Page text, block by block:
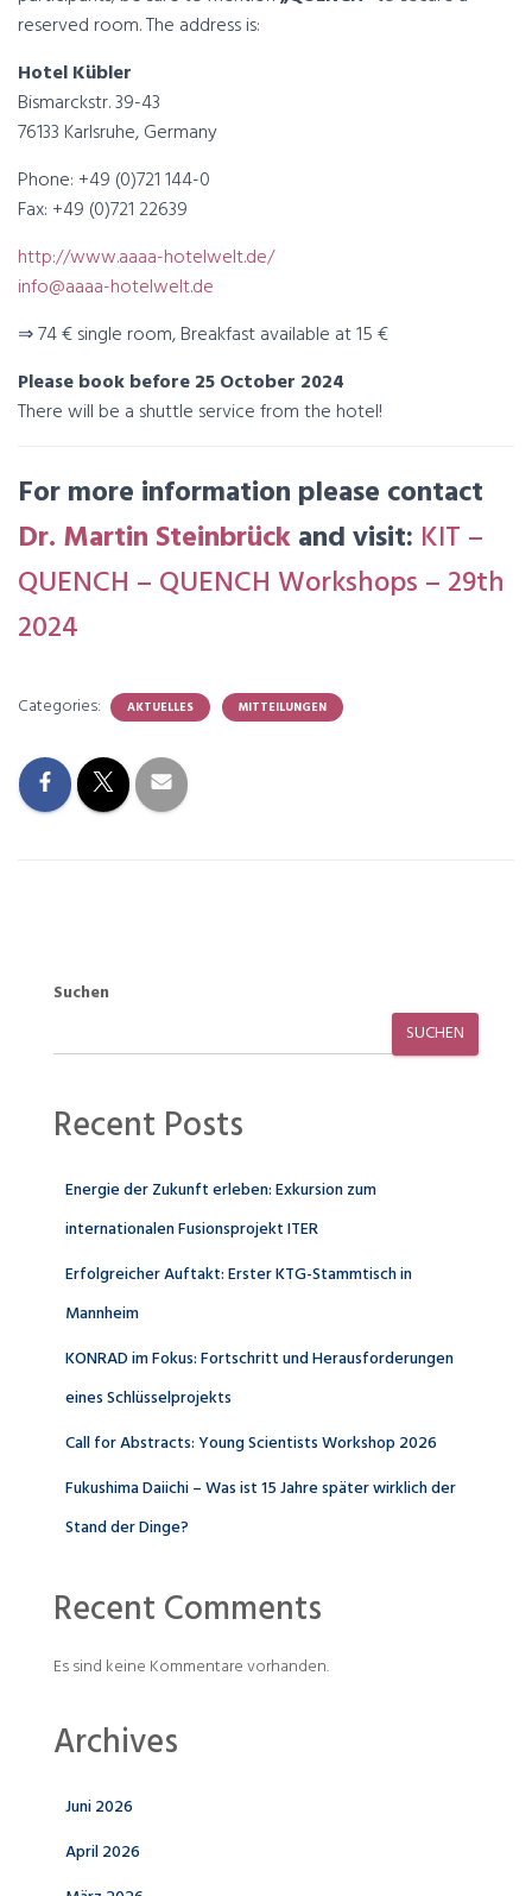
reserved room. The address is:
Hotel Kübler
Bismarckstr. 39-43
76133 Karlsruhe, Germany
Phone: +49 (0)721 144-0
Fax: +49 (0)721 22639
http://www.aaaa-hotelwelt.de/
info@aaaa-hotelwelt.de
⇒ 74 € single room, Breakfast available at 15 €
Please book before 25 October 2024
There will be a shuttle service from the hotel!
For more information please contact
Dr. Martin Steinbrückand visit: KIT –
QUENCH – QUENCH Workshops – 29th
2024
Categories: AKTUELLES MITTEILUNGEN
Suchen
SUCHEN
Recent Posts
Energie der Zukunft erleben: Exkursion zum
internationalen Fusionsprojekt ITER
Erfolgreicher Auftakt: Erster KTG-Stammtisch in
Mannheim
KONRAD im Fokus: Fortschritt und Herausforderungen
eines Schlüsselprojekts
Call for Abstracts: Young Scientists Workshop 2026
Fukushima Daiichi – Was ist 15 Jahre später wirklich der
Stand der Dinge?
Recent Comments
Es sind keine Kommentare vorhanden.
Archives
Juni 2026
April 2026